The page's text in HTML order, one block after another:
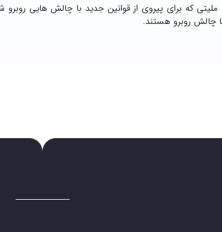
که برای پیروی از قوانین جدید با چالش هایی
چالش روبرو هستند.